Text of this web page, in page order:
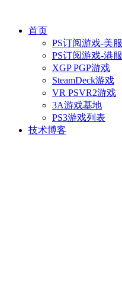
首页
PS订阅游戏-美服
PS订阅游戏-港服
XGP PGP游戏
SteamDeck游戏
VR PSVR2游戏
3A游戏基地
PS3游戏列表
技术博客